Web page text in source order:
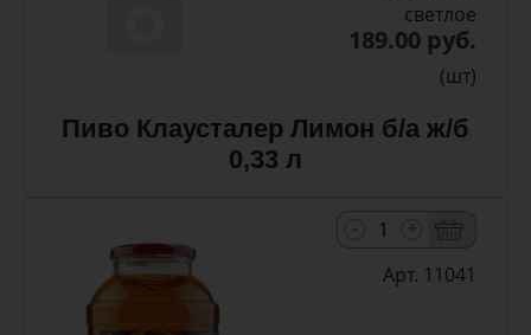
светлое
189.00 руб.
(шт)
Пиво Клаусталер Лимон б/а ж/б
0,33 л
Арт. 11041